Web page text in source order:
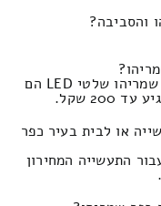
והסביבה?
מחירים של הובלת שלטים, בסביבת כפר שמריהו שלטי LED הם
או לבית בעיר כפר
התעשייה המחירון